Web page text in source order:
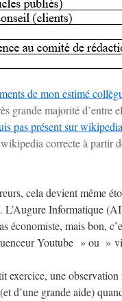
de mon estimé
grande majorité d’entre
pas présent sur wikipedia
correcte à partir
cela devient même
L’Augure Informatique
économiste, mais bon,
Youtube » ou »
exercice, une
d’une grande aide)